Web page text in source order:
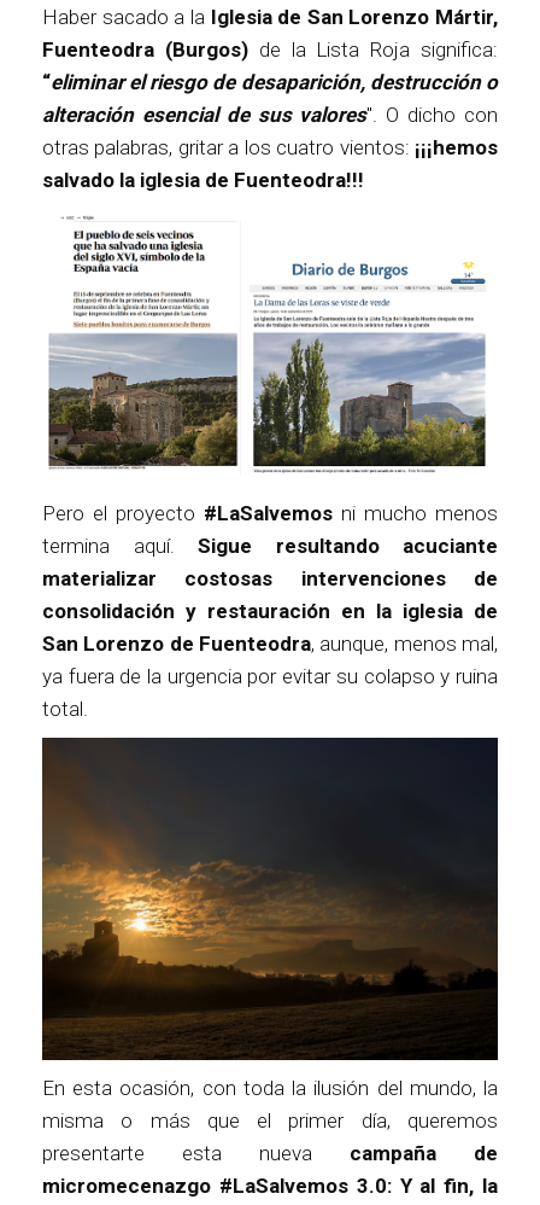
Haber sacado a la Iglesia de San Lorenzo Mártir,
Fuenteodra (Burgos) de la Lista Roja significa:
“eliminar elriesgo de desaparición, destrucción o
alteración esencial de sus valores". O dicho con
otras palabras, gritar a los cuatro vientos: ¡¡¡hemos
salvado la iglesia de Fuenteodra!!!
Pero el proyecto #LaSalvemos ni mucho menos
termina aquí. Sigue resultando acuciante
materializar costosas intervenciones de
consolidación y restauración en la iglesia de
San Lorenzo de Fuenteodra, aunque, menos mal,
ya fuera de la urgencia por evitar su colapso y ruina
total.
En esta ocasión, con toda la ilusión del mundo, la
misma o más que el primer día, queremos
presentarte esta nueva campaña de
micromecenazgo #LaSalvemos 3.0: Y al fin, la